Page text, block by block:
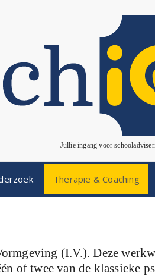
Jullie ingang voor
Therapie & Coaching
(I.V.). Deze
of twee van de klassieke